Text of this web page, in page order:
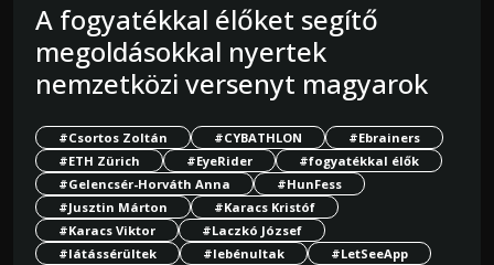
A fogyatékkal élőket segítő
megoldásokkal nyertek
nemzetközi versenyt magyarok
#Csortos Zoltán #CYBATHLON
#Ebrainers
#ETH Zürich
#EyeRider
#fogyatékkal élők
#Gelencsér-Horváth Anna
#HunFess
#Jusztin Márton
#Karacs Kristóf
#Karacs Viktor
#Laczkó József
#látássérültek
#lebénultak
#LetSeeApp